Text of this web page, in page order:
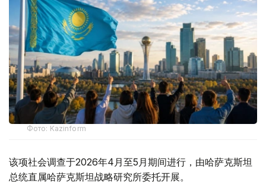
Фото: Kazinform
该项社会调查于2026年4月至5月期间进行，由哈萨克斯坦
总统直属哈萨克斯坦战略研究所委托开展。